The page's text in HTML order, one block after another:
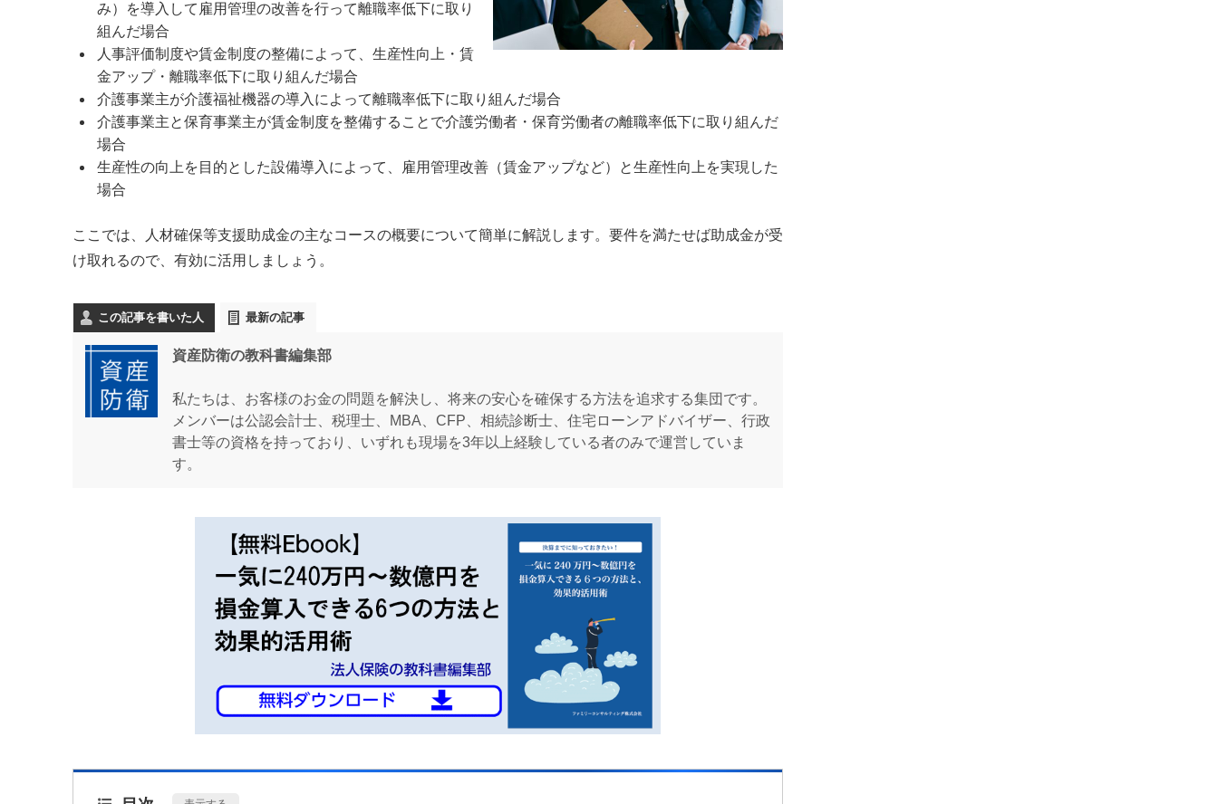
み）を導入して雇用管理の改善を行って離職率低下に取り
組んだ場合
人事評価制度や賃金制度の整備によって、生産性向上・賃
金アップ・離職率低下に取り組んだ場合
介護事業主が介護福祉機器の導入によって離職率低下に取り組んだ場合
介護事業主と保育事業主が賃金制度を整備することで介護労働者・保育労働者の離職率低下に取り組んだ
場合
生産性の向上を目的とした設備導入によって、雇用管理改善（賃金アップなど）と生産性向上を実現した
場合
ここでは、人材確保等支援助成金の主なコースの概要について簡単に解説します。要件を満たせば助成金が受
け取れるので、有効に活用しましょう。
この記事を書いた人 最新の記事
資産防衛の教科書編集部
私たちは、お客様のお金の問題を解決し、将来の安心を確保する方法を追求する集団です。
メンバーは公認会計士、税理士、MBA、CFP、相続診断士、住宅ローンアドバイザー、行政
書士等の資格を持っており、いずれも現場を3年以上経験している者のみで運営していま
す。